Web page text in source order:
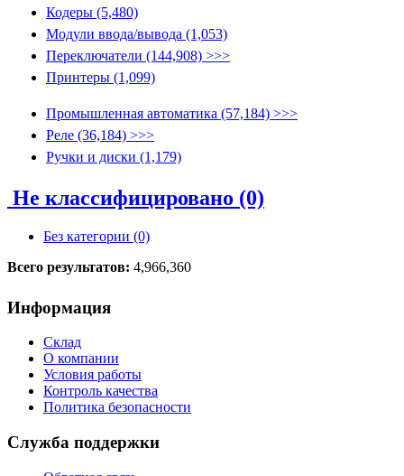
Кодеры (5,480)
Модули ввода/вывода (1,053)
Переключатели (144,908) >>>
Принтеры (1,099)
Промышленная автоматика (57,184) >>>
Реле (36,184) >>>
Ручки и диски (1,179)
Не классифицировано (0)
Без категории (0)
Всего результатов: 4,966,360
Информация
Склад
О компании
Условия работы
Контроль качества
Политика безопасности
Служба поддержки